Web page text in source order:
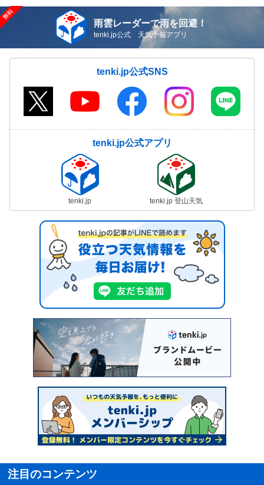
雨雲レーダーで雨を回避！
tenki.jp公式 天気予報アプリ
tenki.jp公式SNS
tenki.jp公式アプリ
tenki.jp tenki.jp 登山天気
注目のコンテンツ